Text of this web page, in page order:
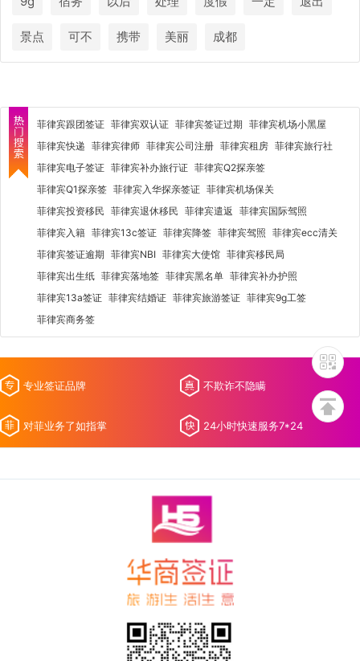
景点 可不 携带 美丽 成都
菲律宾跟团签证 菲律宾双认证 菲律宾签证过期 菲律宾机场小黑屋
菲律宾快递 菲律宾律师 菲律宾公司注册 菲律宾租房 菲律宾旅行社
菲律宾电子签证 菲律宾补办旅行证 菲律宾Q2探亲签
菲律宾Q1探亲签 菲律宾入华探亲签证 菲律宾机场保关
菲律宾投资移民 菲律宾退休移民 菲律宾遣返 菲律宾国际驾照
菲律宾入籍 菲律宾13c签证 菲律宾降签 菲律宾驾照 菲律宾ecc清关
菲律宾签证逾期 菲律宾NBI 菲律宾大使馆 菲律宾移民局
菲律宾出生纸 菲律宾落地签 菲律宾黑名单 菲律宾补办护照
菲律宾13a签证 菲律宾结婚证 菲律宾旅游签证 菲律宾9g工签
菲律宾商务签
专业签证品牌 不欺诈不隐瞒
对菲业务了如指掌 24小时快速服务7*24